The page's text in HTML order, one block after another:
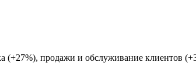
продажи и обслуживание клиентов